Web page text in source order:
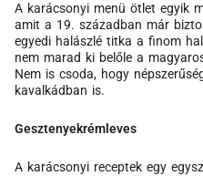
A karácsonyi menü ötlet egyik
amit a 19. században már
egyedi halászlé titka a finom
nem marad ki belőle a
Nem is csoda, hogy
kavalkádban is.
Gesztenyekrémleves
A karácsonyi receptek egy